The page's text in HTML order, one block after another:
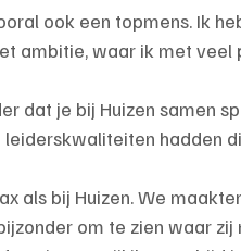
ook een topmens. Ik
ambitie, waar ik met veel
dat je bij Huizen samen
hadden
als bij Huizen. We
om te zien waar